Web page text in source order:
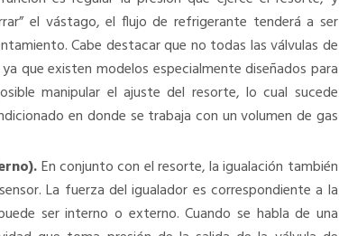
el vástago, el flujo de refrigerante tenderá a ser
Cabe destacar que no todas las válvulas de
que existen modelos especialmente diseñados para
manipular el ajuste del resorte, lo cual sucede
en donde se trabaja con un volumen de gas
En conjunto con el resorte, la igualación también
La fuerza del igualador es correspondiente a la
ser interno o externo. Cuando se habla de una